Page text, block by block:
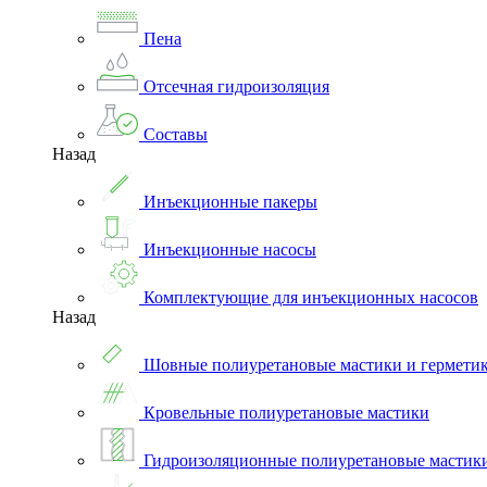
Пена
Отсечная гидроизоляция
Составы
Назад
Инъекционные пакеры
Инъекционные насосы
Комплектующие для инъекционных насосов
Назад
Шовные полиуретановые мастики и
Кровельные полиуретановые мастики
Гидроизоляционные полиуретановые